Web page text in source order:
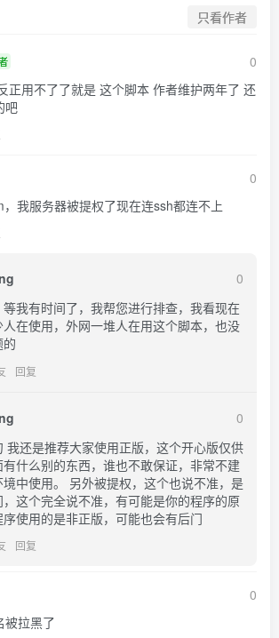
只看作者
0
正用不了了就是 这个脚本 作者维护两年了 还
吧
0
我服务器被提权了现在连ssh都连不上
0
我有时间了，我帮您进行排查，我看现在
在使用，外网一堆人在用这个脚本，也没
回复
0
我还是推荐大家使用正版，这个开心版仅供
什么别的东西，谁也不敢保证，非常不建
中使用。 另外被提权，这个也说不准，是
这个完全说不准，有可能是你的程序的原
使用的是非正版，可能也会有后门
回复
0
被拉黑了